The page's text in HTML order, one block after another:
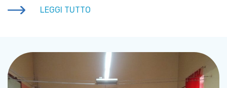
LEGGI TUTTO